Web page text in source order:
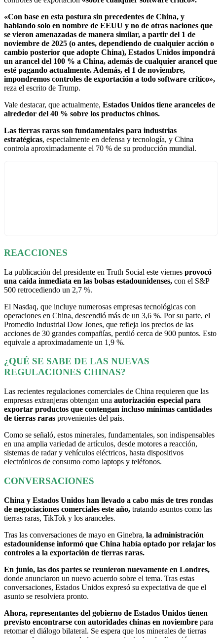
«Con base en esta postura sin precedentes de China, y
hablando solo en nombre de EEUU y no de otras naciones que
se vieron amenazadas de manera similar, a partir del 1 de
noviembre de 2025 (o antes, dependiendo de cualquier acción o
cambio posterior que adopte China), Estados Unidos impondrá
un arancel del 100 % a China, además de cualquier arancel que
esté pagando actualmente. Además, el 1 de noviembre,
impondremos controles de exportación a todo software crítico»,
reza el escrito de Trump.
Vale destacar, que actualmente, Estados Unidos tiene aranceles de
alrededor del 40 % sobre los productos chinos.
Las tierras raras son fundamentales para industrias
estratégicas, especialmente en defensa y tecnología, y China
controla aproximadamente el 70 % de su producción mundial.
REACCIONES
La publicación del presidente en Truth Social este viernes provocó
una caída inmediata en las bolsas estadounidenses, con el S&P
500 retrocediendo un 2,7 %.
El Nasdaq, que incluye numerosas empresas tecnológicas con
operaciones en China, descendió más de un 3,6 %. Por su parte, el
Promedio Industrial Dow Jones, que refleja los precios de las
acciones de 30 grandes compañías, perdió cerca de 900 puntos. Esto
equivale a aproximadamente un 1,9 %.
¿QUÉ SE SABE DE LAS NUEVAS
REGULACIONES CHINAS?
Las recientes regulaciones comerciales de China requieren que las
empresas extranjeras obtengan una autorización especial para
exportar productos que contengan incluso mínimas cantidades
de tierras raras provenientes del país.
Como se señaló, estos minerales, fundamentales, son indispensables
en una amplia variedad de artículos, desde motores a reacción,
sistemas de radar y vehículos eléctricos, hasta dispositivos
electrónicos de consumo como laptops y teléfonos.
CONVERSACIONES
China y Estados Unidos han llevado a cabo más de tres rondas
de negociaciones comerciales este año, tratando asuntos como las
tierras raras, TikTok y los aranceles.
Tras las conversaciones de mayo en Ginebra, la administración
estadounidense informó que China había optado por relajar los
controles a la exportación de tierras raras.
En junio, las dos partes se reunieron nuevamente en Londres,
donde anunciaron un nuevo acuerdo sobre el tema. Tras estas
conversaciones, Estados Unidos expresó su expectativa de que el
asunto se resolviera pronto.
Ahora, representantes del gobierno de Estados Unidos tienen
previsto encontrarse con autoridades chinas en noviembre para
retomar el diálogo bilateral. Se espera que los minerales de tierras